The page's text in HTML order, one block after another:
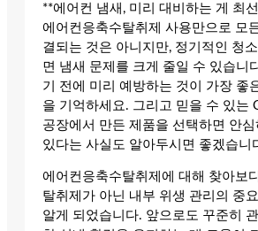
**에어컨 냄새, 미리 대비하는 게 최
에어컨응축수탈취제 사용만으로 모
결되는 것은 아니지만, 정기적인 청
면 냄새 문제를 크게 줄일 수 있습니
기 전에 미리 예방하는 것이 가장 좋
을 기억하세요. 그리고 믿을 수 있는
공장에서 만든 제품을 선택하면 안
있다는 사실도 알아두시면 좋겠습니
에어컨응축수탈취제에 대해 찾아보
탈취제가 아닌 내부 위생 관리의 중
알게 되었습니다. 앞으로도 꾸준히